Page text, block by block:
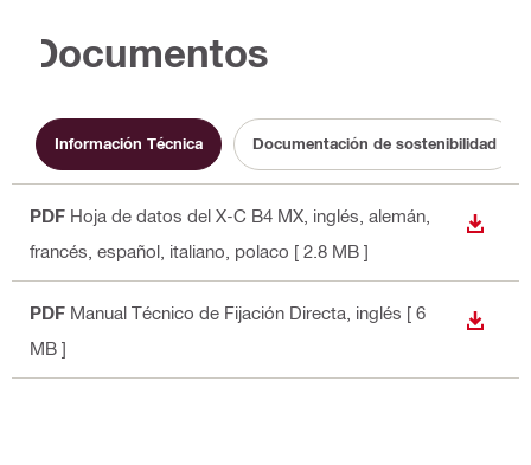
Documentos
Información Técnica Documentación de sostenibilidad
PDF Hoja de datos del X-C B4 MX , inglés, alemán,
francés, español, italiano, polaco [ 2.8 MB ]
PDF Manual Técnico de Fijación Directa , inglés [ 6
MB ]